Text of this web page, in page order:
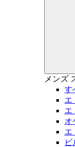
メンズ
す
エ
エ
オ
エ